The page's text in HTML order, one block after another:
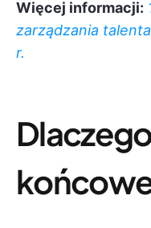
Więcej informacji:
zarządzania
r.